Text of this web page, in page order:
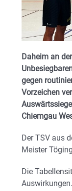
Daheim an
gegen
Vorzeichen
Chiemgau
Der TSV aus
Meister
Die